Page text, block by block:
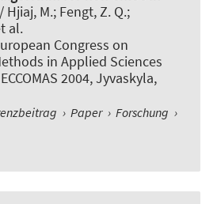
/ Hjiaj, M.; Fengt, Z. Q.;
al.
Congress on
in Applied Sciences
2004, Jyvaskyla,
› Paper › Forschung ›